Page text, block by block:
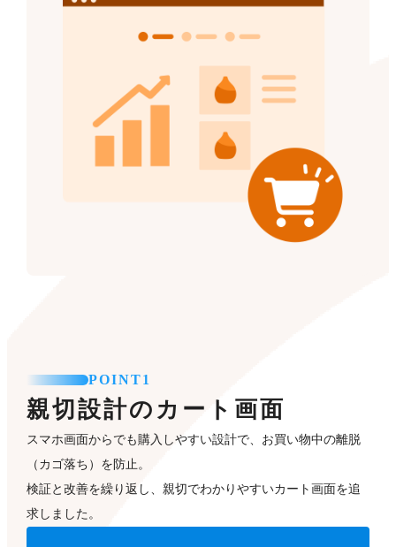
POINT1
親切設計のカート画面
スマホ画面からでも購入しやすい設計で、お買い物中の離脱
（カゴ落ち）を防止。
検証と改善を繰り返し、親切でわかりやすいカート画面を追
求しました。